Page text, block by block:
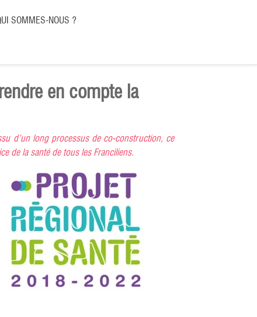
SOMMES-NOUS ?
en compte la
d’un long processus de co-construction, ce
de la santé de tous les Franciliens.